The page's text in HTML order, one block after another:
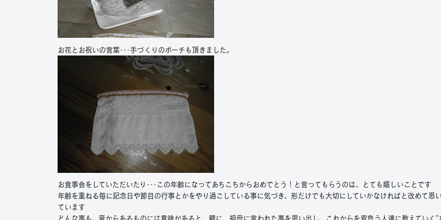
お花とお祝いの言葉･･･手づくりのポーチも頂きました。
お食事会をしていただいたり･･･この年齢になってあちこちからおめでとう！と言ってもらうのは、とても嬉しいことです
年齢を重ねる毎に記念日や節目の行事とかをやり過ごしている事に気づき、形だけでも大切にしていかなければと改めて思
ています
どんな事も、昔からあるものには意味があると、親に、祖母に言われた事を思い出し、これからを背負う人達に教えていく”